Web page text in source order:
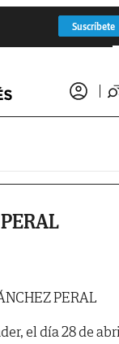
Suscríbete
PERAL
el día 28 de